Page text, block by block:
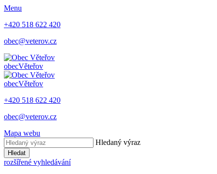
Menu
+420 518 622 420
obec@veterov.cz
obecVěteřov
obecVěteřov
+420 518 622 420
obec@veterov.cz
Mapa webu
Hledaný výraz
Hledat
rozšířené vyhledávání